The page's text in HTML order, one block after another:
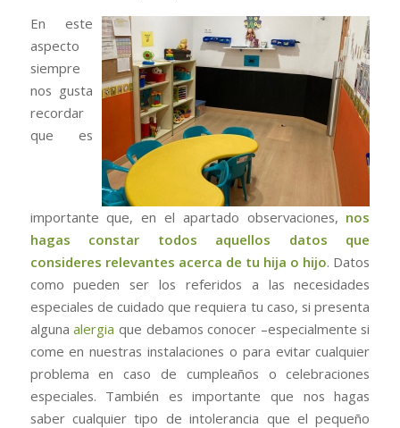
En este
aspecto
siempre
nos gusta
recordar
que es
importante que, en el apartado observaciones, nos
hagas constar todos aquellos datos que
consideres relevantes acerca de tu hija o hijo. Datos
como pueden ser los referidos a las necesidades
especiales de cuidado que requiera tu caso, si presenta
alguna alergia que debamos conocer –especialmente si
come en nuestras instalaciones o para evitar cualquier
problema en caso de cumpleaños o celebraciones
especiales. También es importante que nos hagas
saber cualquier tipo de intolerancia que el pequeño